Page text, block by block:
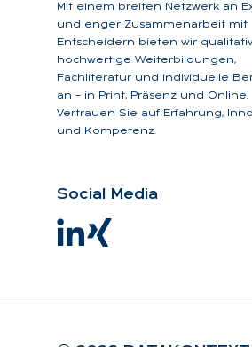
Mit einem breiten Netzwerk an
und enger Zusammenarbeit mit
Entscheidern bieten wir qualitativ
hochwertige Weiterbildungen,
Fachliteratur und individuelle
an – in Print, Präsenz und Online.
Vertrauen Sie auf Erfahrung,
und Kompetenz.
So­ci­al Me­dia